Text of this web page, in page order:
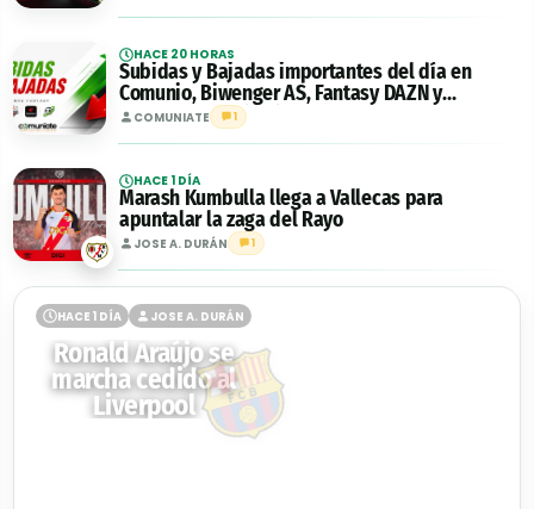
HACE 20 HORAS
Subidas y Bajadas importantes del día en
Comunio, Biwenger AS, Fantasy DAZN y
Futmondo - 08/08/2026
COMUNIATE 1
HACE 1 DÍA
Marash Kumbulla llega a Vallecas para
apuntalar la zaga del Rayo
JOSE A. DURÁN 1
HACE 1 DÍA JOSE A. DURÁN
Ronald Araújo se
marcha cedido al
Liverpool